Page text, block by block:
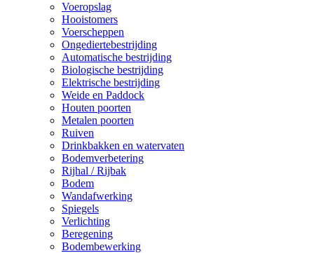
Voeropslag
Hooistomers
Voerscheppen
Ongediertebestrijding
Automatische bestrijding
Biologische bestrijding
Elektrische bestrijding
Weide en Paddock
Houten poorten
Metalen poorten
Ruiven
Drinkbakken en watervaten
Bodemverbetering
Rijhal / Rijbak
Bodem
Wandafwerking
Spiegels
Verlichting
Beregening
Bodembewerking